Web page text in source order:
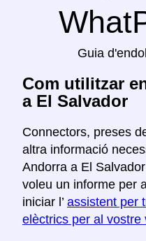
Guia
Com utilitzar
a El Salvador
Connectors, preses
altra informació
Andorra a El
voleu un informe per
iniciar l’ assistent per
elèctrics per al vostre